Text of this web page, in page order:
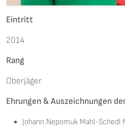
Eintritt
2014
Rang
Oberjäger
Ehrungen & Auszeichnungen
Johann Nepomuk Mahl-Schedl